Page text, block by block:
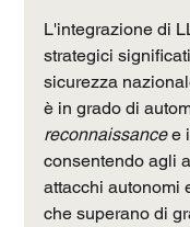
L'integrazione di
strategici
sicurezza
è in grado di
reconnaissance e
consentendo agli
attacchi autonomi
che superano di